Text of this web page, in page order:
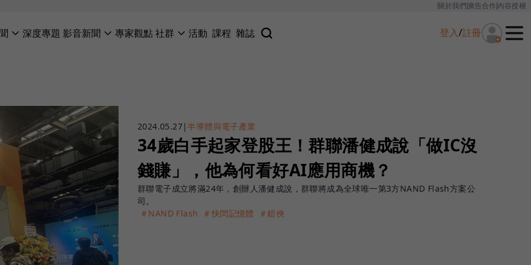
關於我們廣告合作內容授權
深度專題 影音新聞 專家觀點社群 活動 課程 雜誌 登入/註冊
2024.05.27|半導體與電子產業
34歲白手起家登股王！群聯潘健成說「做IC沒
錢賺」，他為何看好AI應用商機？
群聯電子成立將滿24年，創辦人潘健成說，群聯將成為全球唯一第3方NAND Flash方案公
司。
＃NAND Flash
＃快閃記憶體 ＃鎧俠